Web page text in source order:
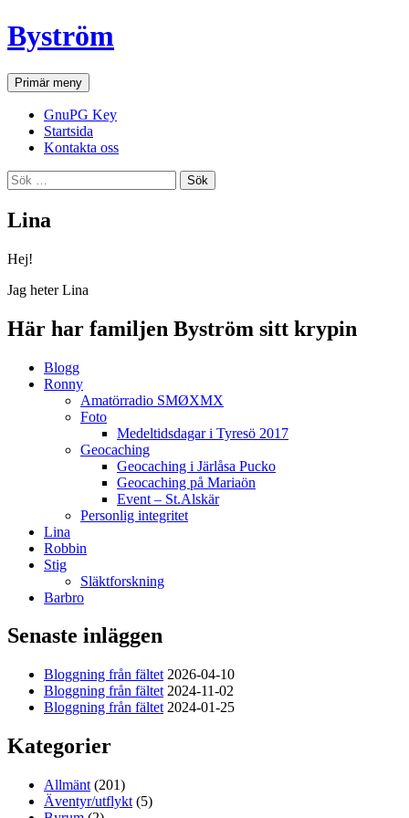
Hoppa
till
Byström
SökPrimär meny
GnuPG Key
Startsida
Kontakta oss
Sök
efter:
Lina
Hej!
Jag heter Lina
Här har familjen Byström sitt krypin
Blogg
Ronny
Amatörradio SMØXMX
Foto
Medeltidsdagar i Tyresö 2017
Geocaching
Geocaching i Järlåsa Pucko
Geocaching på Mariaön
Event – St.Alskär
Personlig integritet
Lina
Robbin
Stig
Släktforskning
Barbro
Senaste inläggen
Bloggning från fältet 2026-04-10
Bloggning från fältet 2024-11-02
Bloggning från fältet 2024-01-25
Kategorier
Allmänt (201)
Äventyr/utflykt (5)